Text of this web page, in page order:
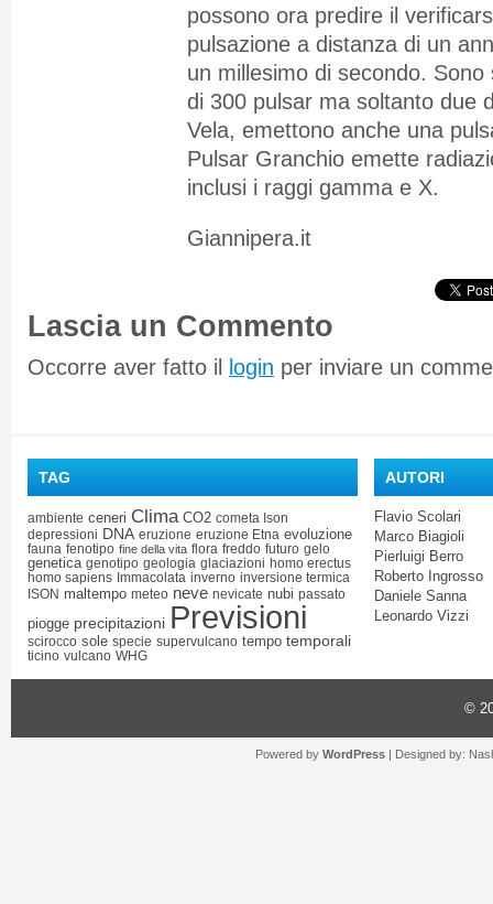
possono ora predire il
pulsazione a distanza di un
un millesimo di secondo.
di 300 pulsar ma soltanto due
Vela, emettono anche una
Pulsar Granchio emette
inclusi i raggi gamma e X.
Giannipera.it
Lascia un Commento
Occorre aver fatto il login per inviare un
TAG
ambiente ceneri Clima CO2 cometa Ison
depressioni DNA eruzione eruzione Etna evoluzione
fauna fenotipo fine della vita flora freddo futuro gelo
genetica genotipo geologia glaciazioni homo erectus
homo sapiens Immacolata inverno inversione termica
ISON maltempo meteo neve nevicate nubi passato
piogge precipitazioni Previsioni
scirocco sole specie supervulcano tempo temporali
ticino vulcano WHG
AUTORI
Flavio Scolari
Marco Biagioli
Pierluigi Berro
Roberto Ingrosso
Daniele Sanna
Leonardo Vizzi
©
Powered by WordPress | Designed by: